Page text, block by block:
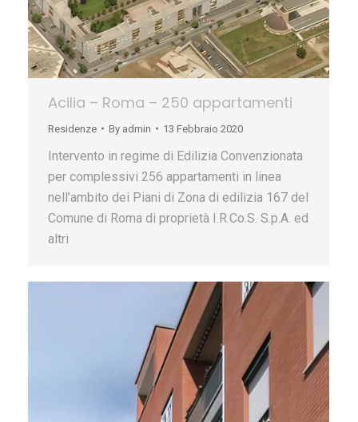
Acilia – Roma – 250 appartamenti
Residenze By admin 13 Febbraio 2020
Intervento in regime di Edilizia Convenzionata
per complessivi 256 appartamenti in linea
nell’ambito dei Piani di Zona di edilizia 167 del
Comune di Roma di proprietà I.R.Co.S. S.p.A. ed
altri